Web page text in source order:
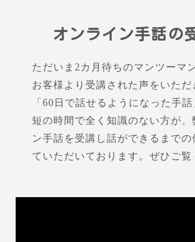
オンライン手話の
ただいま2カ月待ちのマンツーマ
お客様より受講された声をいた
「60日で話せるようになった手
短の時間で全く知識のない方が
ン手話を受講し話ができるまでの
ていただいております。ぜひご覧